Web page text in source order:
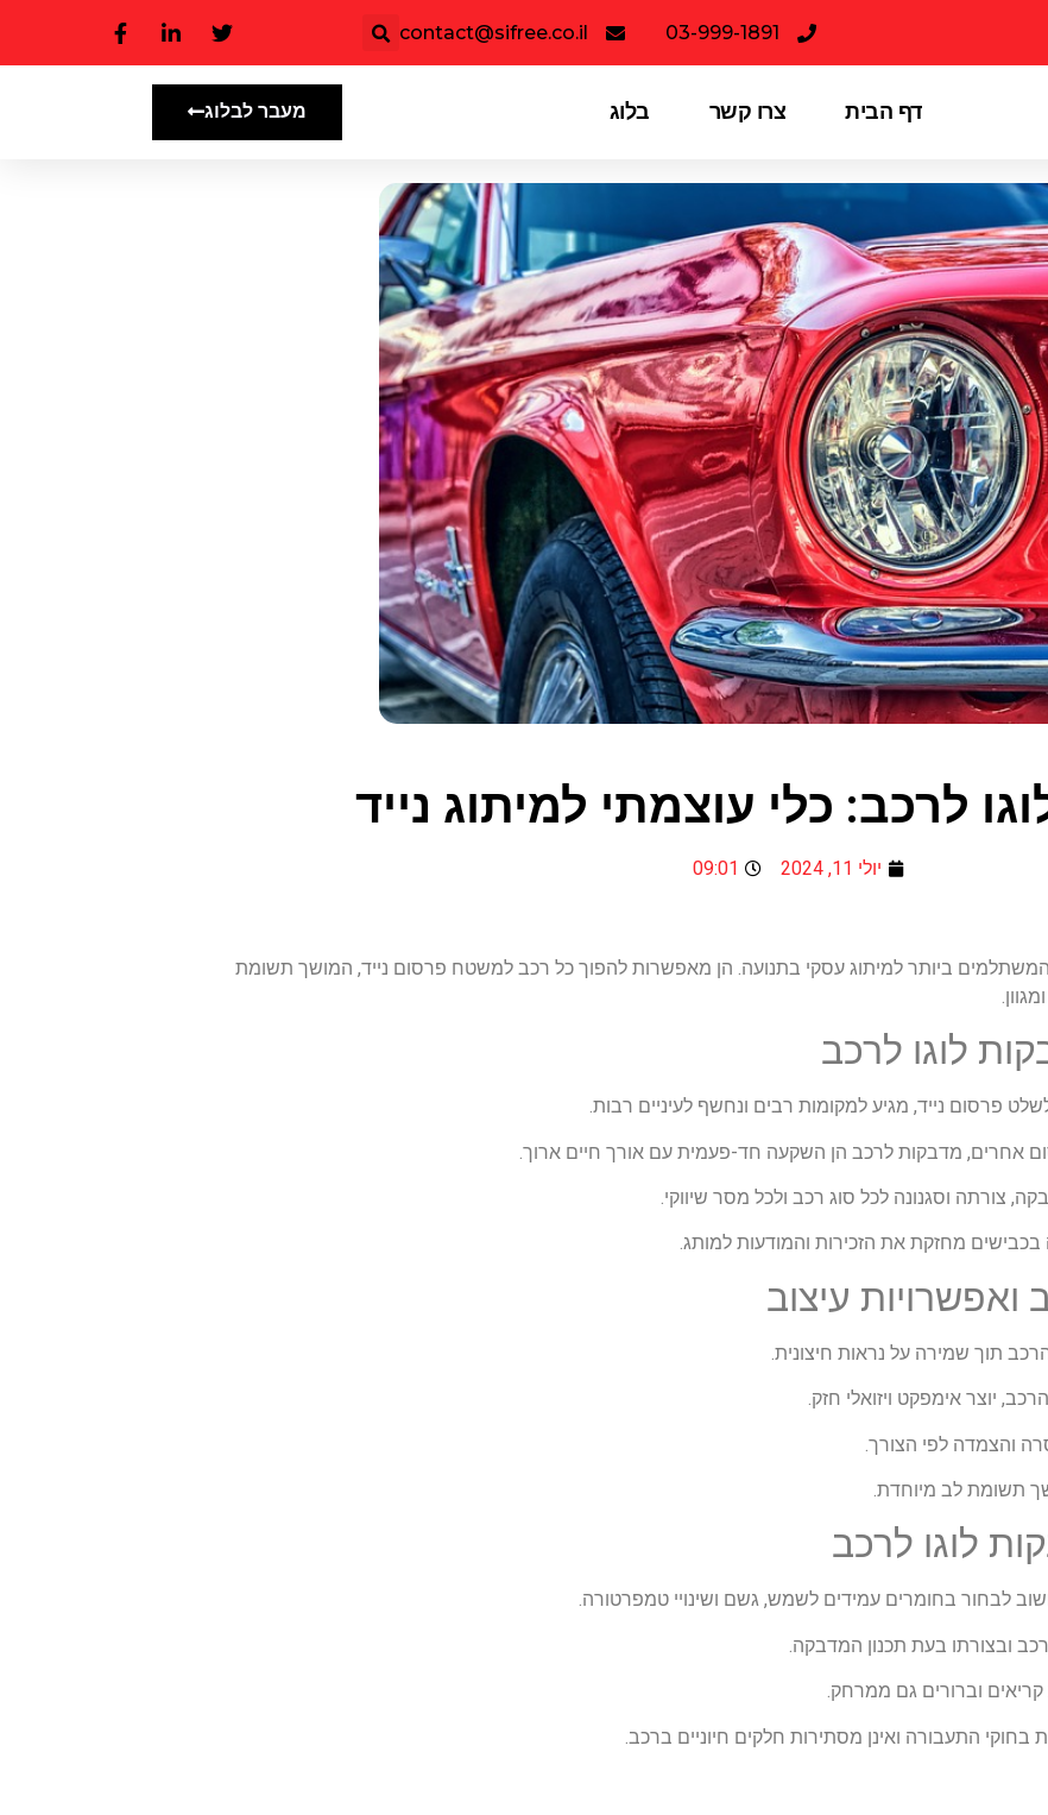
03-999-1891
contact@sifree.co.il
דף הבית צרו קשר בלוג מעבר לבלוג
לרכב: כלי עוצמתי למיתוג נייד
יולי 11, 2024 09:01
ביותר למיתוג עסקי בתנועה. הן מאפשרות להפוך כל רכב למשטח פרסום נייד, המושך תשומת
לוגו לרכב
פרסום נייד, מגיע למקומות רבים ונחשף לעיניים רבות.
אחרים, מדבקות לרכב הן השקעה חד-פעמית עם אורך חיים ארוך.
צורתה וסגנונה לכל סוג רכב ולכל מסר שיווקי.
בכבישים מחזקת את הזכירות והמודעות למותג.
ואפשרויות עיצוב
תוך שמירה על נראות חיצונית.
יוצר אימפקט ויזואלי חזק.
והצמדה לפי הצורך.
תשומת לב מיוחדת.
לוגו לרכב
לבחור בחומרים עמידים לשמש, גשם ושינויי טמפרטורה.
ובצורתו בעת תכנון המדבקה.
קריאים וברורים גם ממרחק.
התעבורה ואינן מסתירות חלקים חיוניים ברכב.